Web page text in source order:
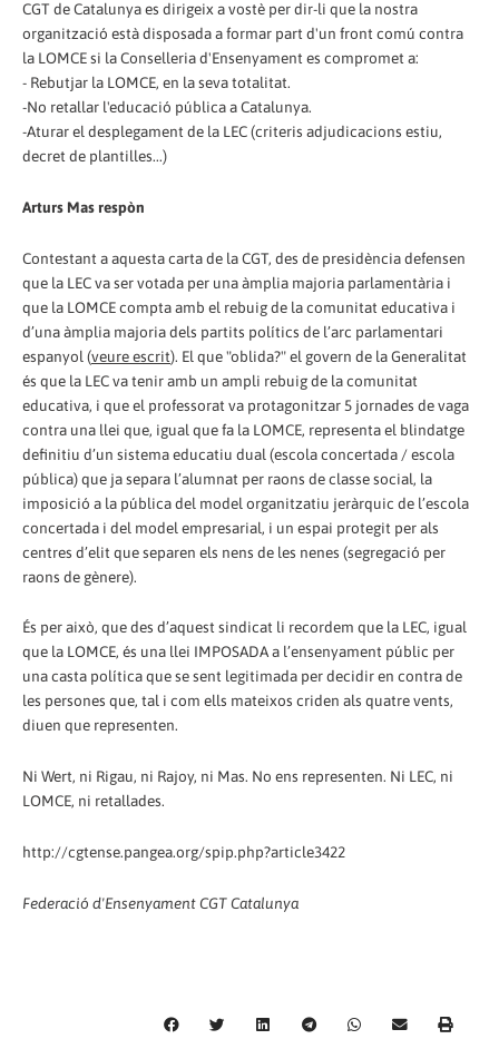
CGT de Catalunya es dirigeix a vostè per dir-li que la nostra
organització està disposada a formar part d'un front comú contra
la LOMCE si la Conselleria d'Ensenyament es compromet a:
- Rebutjar la LOMCE, en la seva totalitat.
-No retallar l'educació pública a Catalunya.
-Aturar el desplegament de la LEC (criteris adjudicacions estiu,
decret de plantilles...)
Arturs Mas respòn
Contestant a aquesta carta de la CGT, des de presidència defensen
que la LEC va ser votada per una àmplia majoria parlamentària i
que la LOMCE compta amb el rebuig de la comunitat educativa i
d’una àmplia majoria dels partits polítics de l’arc parlamentari
espanyol (veure escrit). El que "oblida?" el govern de la Generalitat
és que la LEC va tenir amb un ampli rebuig de la comunitat
educativa, i que el professorat va protagonitzar 5 jornades de vaga
contra una llei que, igual que fa la LOMCE, representa el blindatge
definitiu d’un sistema educatiu dual (escola concertada / escola
pública) que ja separa l’alumnat per raons de classe social, la
imposició a la pública del model organitzatiu jeràrquic de l’escola
concertada i del model empresarial, i un espai protegit per als
centres d’elit que separen els nens de les nenes (segregació per
raons de gènere).
És per això, que des d’aquest sindicat li recordem que la LEC, igual
que la LOMCE, és una llei IMPOSADA a l’ensenyament públic per
una casta política que se sent legitimada per decidir en contra de
les persones que, tal i com ells mateixos criden als quatre vents,
diuen que representen.
Ni Wert, ni Rigau, ni Rajoy, ni Mas. No ens representen. Ni LEC, ni
LOMCE, ni retallades.
http://cgtense.pangea.org/spip.php?article3422
Federació d'Ensenyament CGT Catalunya